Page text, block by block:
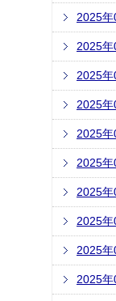
2025
2025年
2025
2025
2025
2025
2025
2025
2025
2025